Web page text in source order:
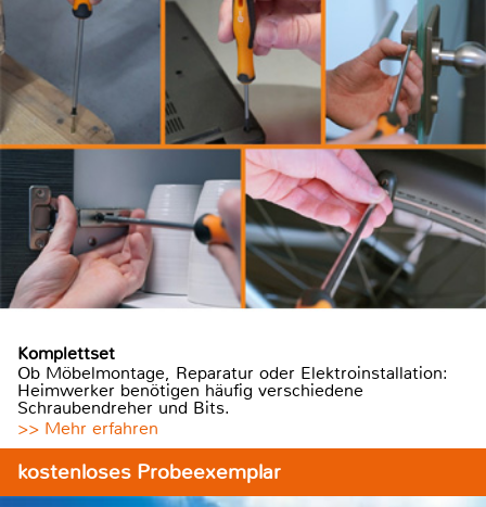
Komplettset
Ob Möbelmontage, Reparatur oder Elektroinstallation:
Heimwerker benötigen häufig verschiedene
Schraubendreher und Bits.
>> Mehr erfahren
kostenloses Probeexemplar